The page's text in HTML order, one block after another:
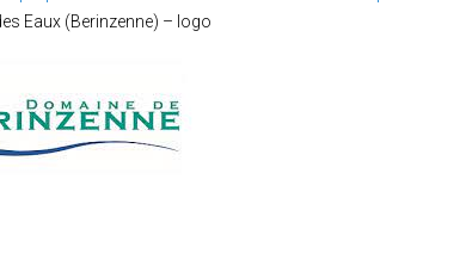
Eaux (Berinzenne) – logo